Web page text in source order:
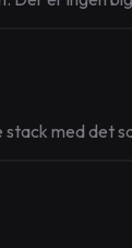
stack med det